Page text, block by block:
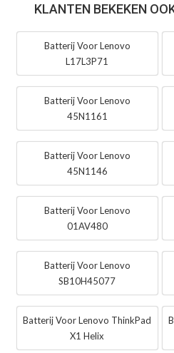
KLANTEN BEKEKEN
Batterij Voor Lenovo
L17L3P71
Batterij Voor Lenovo
45N1161
Batterij Voor Lenovo
45N1146
Batterij Voor Lenovo
01AV480
Batterij Voor Lenovo
SB10H45077
Batterij Voor Lenovo ThinkPad
X1 Helix